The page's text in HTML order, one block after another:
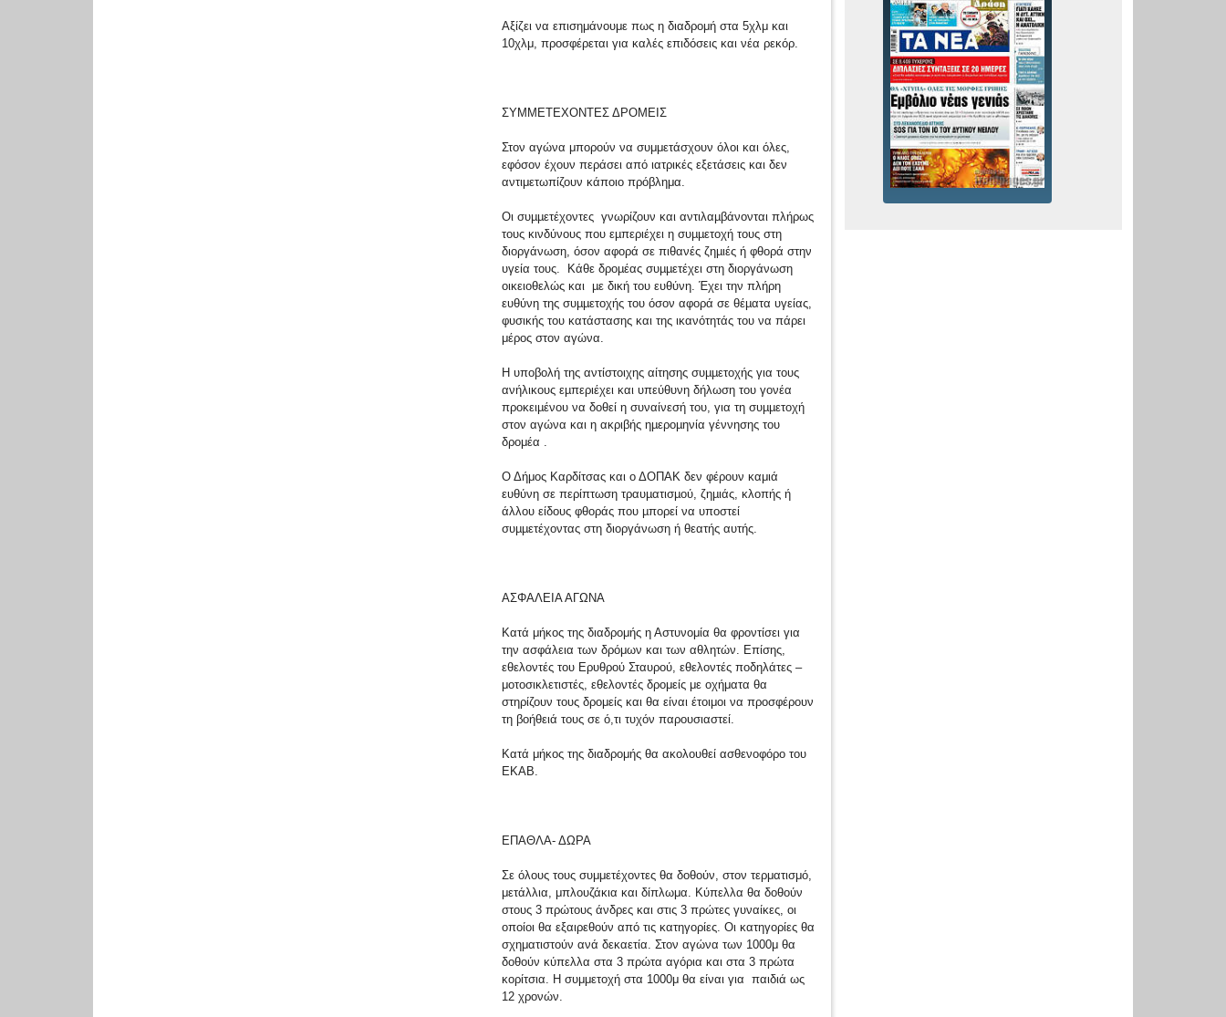
Αξίζει να επισημάνουμε πως η διαδρομή στα 5χλμ και
10χλμ, προσφέρεται για καλές επιδόσεις και νέα ρεκόρ.
ΣΥΜΜΕΤΕΧΟΝΤΕΣ ΔΡΟΜΕΙΣ
Στον αγώνα μπορούν να συμμετάσχουν όλοι και όλες,
εφόσον έχουν περάσει από ιατρικές εξετάσεις και δεν
αντιμετωπίζουν κάποιο πρόβλημα.
Οι συµµετέχοντες γνωρίζουν και αντιλαµβάνονται πλήρως
τους κινδύνους που εµπεριέχει η συµµετοχή τους στη
διοργάνωση, όσον αφορά σε πιθανές ζηµιές ή φθορά στην
υγεία τους. Κάθε δροµέας συµµετέχει στη διοργάνωση
οικειοθελώς και µε δική του ευθύνη. Έχει την πλήρη
ευθύνη της συµµετοχής του όσον αφορά σε θέµατα υγείας,
φυσικής του κατάστασης και της ικανότητάς του να πάρει
μέρος στον αγώνα.
Η υποβολή της αντίστοιχης αίτησης συµµετοχής για τους
ανήλικους εµπεριέχει και υπεύθυνη δήλωση του γονέα
προκειµένου να δοθεί η συναίνεσή του, για τη συµµετοχή
στον αγώνα και η ακριβής ηµεροµηνία γέννησης του
δρομέα .
Ο Δήμος Καρδίτσας και ο ΔΟΠΑΚ δεν φέρουν καμιά
ευθύνη σε περίπτωση τραυµατισµού, ζηµιάς, κλοπής ή
άλλου είδους φθοράς που µπορεί να υποστεί
συµµετέχοντας στη διοργάνωση ή θεατής αυτής.
ΑΣΦΑΛΕΙΑ ΑΓΩΝΑ
Κατά μήκος της διαδρομής η Αστυνομία θα φροντίσει για
την ασφάλεια των δρόμων και των αθλητών. Επίσης,
εθελοντές του Ερυθρού Σταυρού, εθελοντές ποδηλάτες –
μοτοσικλετιστές, εθελοντές δρομείς με οχήματα θα
στηρίζουν τους δρομείς και θα είναι έτοιμοι να προσφέρουν
τη βοήθειά τους σε ό,τι τυχόν παρουσιαστεί.
Κατά μήκος της διαδρομής θα ακολουθεί ασθενοφόρο του
ΕΚΑΒ.
ΕΠΑΘΛΑ- ΔΩΡΑ
Σε όλους τους συμμετέχοντες θα δοθούν, στον τερματισμό,
μετάλλια, μπλουζάκια και δίπλωμα. Κύπελλα θα δοθούν
στους 3 πρώτους άνδρες και στις 3 πρώτες γυναίκες, οι
οποίοι θα εξαιρεθούν από τις κατηγορίες. Οι κατηγορίες θα
σχηματιστούν ανά δεκαετία. Στον αγώνα των 1000μ θα
δοθούν κύπελλα στα 3 πρώτα αγόρια και στα 3 πρώτα
κορίτσια. Η συμμετοχή στα 1000μ θα είναι για παιδιά ως
12 χρονών.